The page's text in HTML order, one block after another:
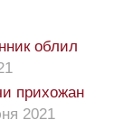
облил
прихожан
2021